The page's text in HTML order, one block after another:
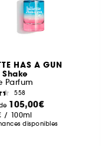
HAS A GUN
Parfum
558
105,00€
/ 100ml
disponibles